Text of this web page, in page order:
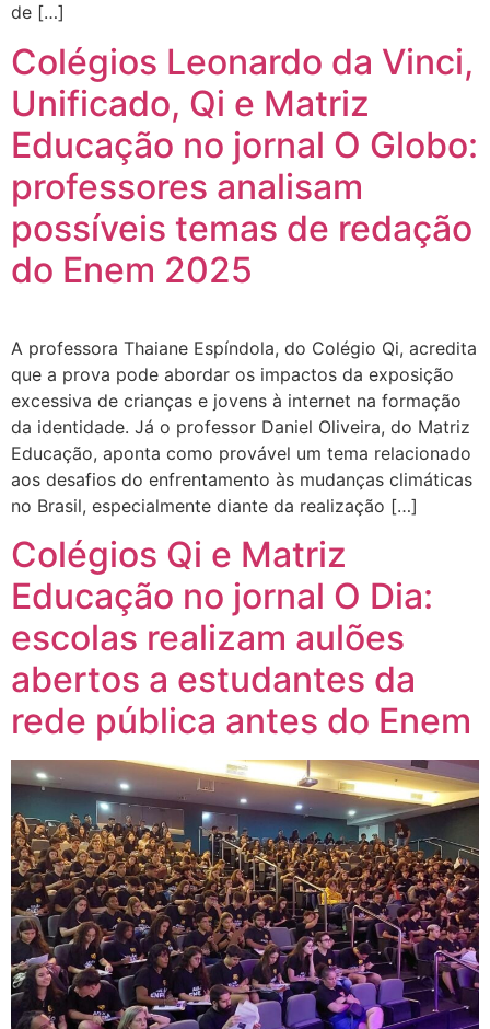
de […]
Colégios Leonardo da Vinci,
Unificado, Qi e Matriz
Educação no jornal O Globo:
professores analisam
possíveis temas de redação
do Enem 2025
A professora Thaiane Espíndola, do Colégio Qi, acredita
que a prova pode abordar os impactos da exposição
excessiva de crianças e jovens à internet na formação
da identidade. Já o professor Daniel Oliveira, do Matriz
Educação, aponta como provável um tema relacionado
aos desafios do enfrentamento às mudanças climáticas
no Brasil, especialmente diante da realização […]
Colégios Qi e Matriz
Educação no jornal O Dia:
escolas realizam aulões
abertos a estudantes da
rede pública antes do Enem